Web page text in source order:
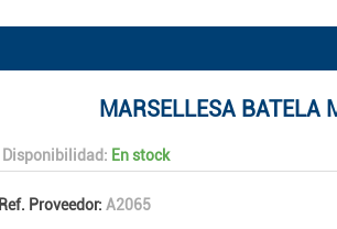
MARSELLESA BATELA
Disponibilidad: En stock
Ref. Proveedor: A2065